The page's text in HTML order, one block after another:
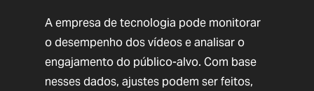
A empresa de tecnologia pode monitorar
o desempenho dos vídeos e analisar o
engajamento do público-alvo. Com base
nesses dados, ajustes podem ser feitos,